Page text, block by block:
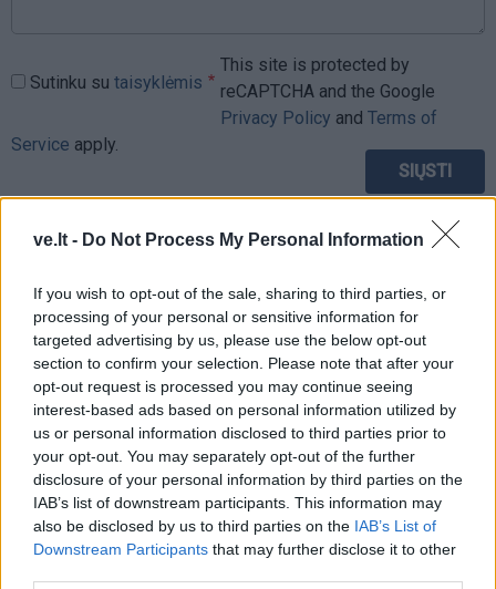
ve.lt - Do Not Process My Personal Information
If you wish to opt-out of the sale, sharing to third parties, or
processing of your personal or sensitive information for
targeted advertising by us, please use the below opt-out
section to confirm your selection. Please note that after your
opt-out request is processed you may continue seeing
interest-based ads based on personal information utilized by
us or personal information disclosed to third parties prior to
your opt-out. You may separately opt-out of the further
disclosure of your personal information by third parties on the
IAB’s list of downstream participants. This information may
also be disclosed by us to third parties on the IAB’s List of
Downstream Participants that may further disclose it to other
Sutinku su taisyklėmis
This site is protected by
reCAPTCHA and the Google
Privacy Policy and Terms of
Service apply.
TAIP PAT SKAITYKITE